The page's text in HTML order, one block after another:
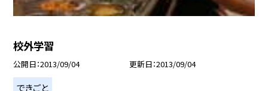
校外学習
公開日 2013/09/04 更新日 2013/09/04
できごと